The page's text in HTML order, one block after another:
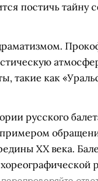
постичь тайну
такие как
русского
XX века.